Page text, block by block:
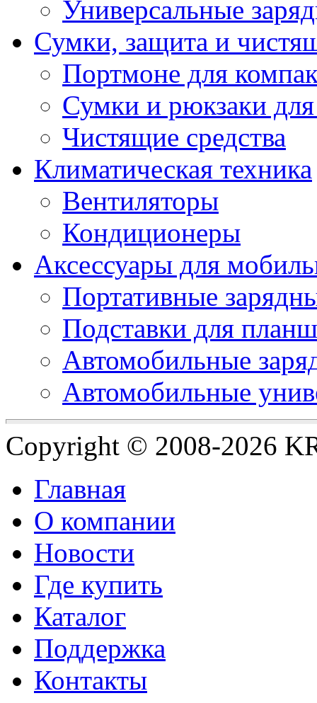
Универсальные
Сумки, защита и
Портмоне для
Сумки и рюкзаки
Чистящие средства
Климатическая техника
Вентиляторы
Кондиционеры
Аксессуары для
Портативные
Подставки для
Автомобильные
Автомобильные
Copyright © 2008-2026
Главная
О компании
Новости
Где купить
Каталог
Поддержка
Контакты